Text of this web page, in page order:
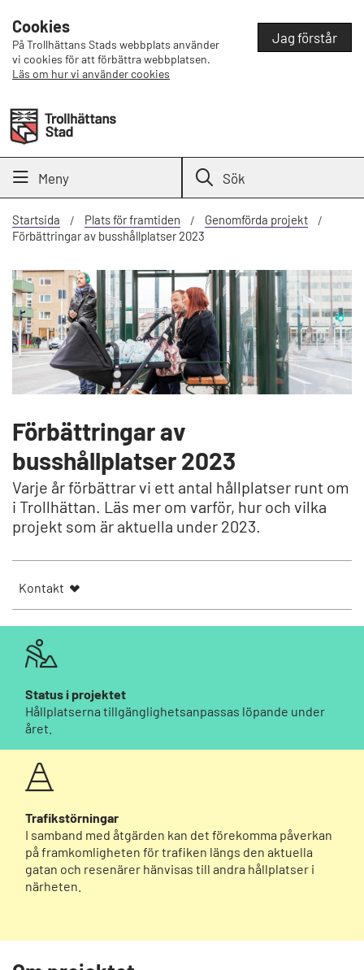
Cookies
På Trollhättans Stads webbplats använder
vi cookies för att förbättra webbplatsen.
Läs om hur vi använder cookies
Jag förstår
Meny Sök
Startsida Plats för framtiden
Genomförda projekt
Förbättringar av busshållplatser 2023
Förbättringar av
busshållplatser 2023
Varje år förbättrar vi ett antal hållplatser runt om
i Trollhättan. Läs mer om varför, hur och vilka
projekt som är aktuella under 2023.
Kontakt
Status i projektet
Hållplatserna tillgänglighetsanpassas löpande under
året.
Trafikstörningar
I samband med åtgärden kan det förekomma påverkan
på framkomligheten för trafiken längs den aktuella
gatan och resenärer hänvisas till andra hållplatser i
närheten.